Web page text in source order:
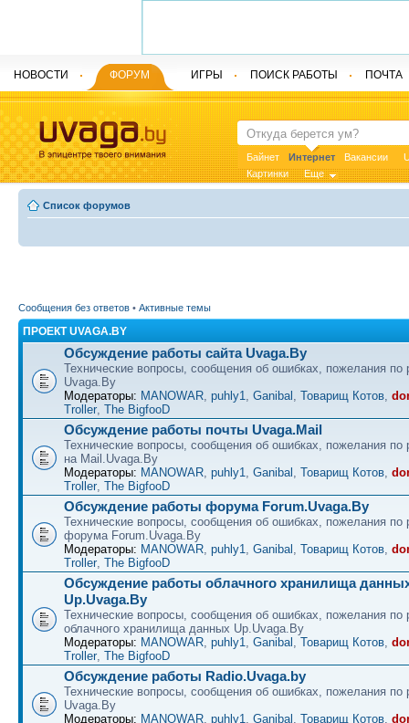
Байнет Интернет Вакансии
Картинки
Еще
НОВОСТИ ФОРУМ ИГРЫ ПОИСК РАБОТЫ ПОЧТА
Список форумов
Сообщения без ответов • Активные темы
ПРОЕКТ UVAGA.BY
Обсуждение работы сайта Uvaga.By
Технические вопросы, сообщения об ошибках, пожелания по
Uvaga.By
Модераторы: MANOWAR puhly1 Ganibal Товарищ Котов
Troller The BigfooD
Обсуждение работы почты Uvaga.Mail
Технические вопросы, сообщения об ошибках, пожелания по
на Mail.Uvaga.By
Модераторы: MANOWAR puhly1 Ganibal Товарищ Котов
Troller, The BigfooD
Обсуждение работы форума Forum.Uvaga.By
Технические вопросы, сообщения об ошибках, пожелания по
форума Forum.Uvaga.By
Модераторы: MANOWAR puhly1 Ganibal Товарищ Котов
Troller, The BigfooD
Обсуждение работы облачного хранилища
Up.Uvaga.By
Технические вопросы, сообщения об ошибках, пожелания по
облачного хранилища данных Up.Uvaga.By
Модераторы: MANOWAR puhly1 Ganibal Товарищ Котов
Troller, The BigfooD
Обсуждение работы Radio.Uvaga.by
Технические вопросы, сообщения об ошибках, пожелания по
Uvaga.By
Модераторы: MANOWAR puhly1 Ganibal Товарищ Котов